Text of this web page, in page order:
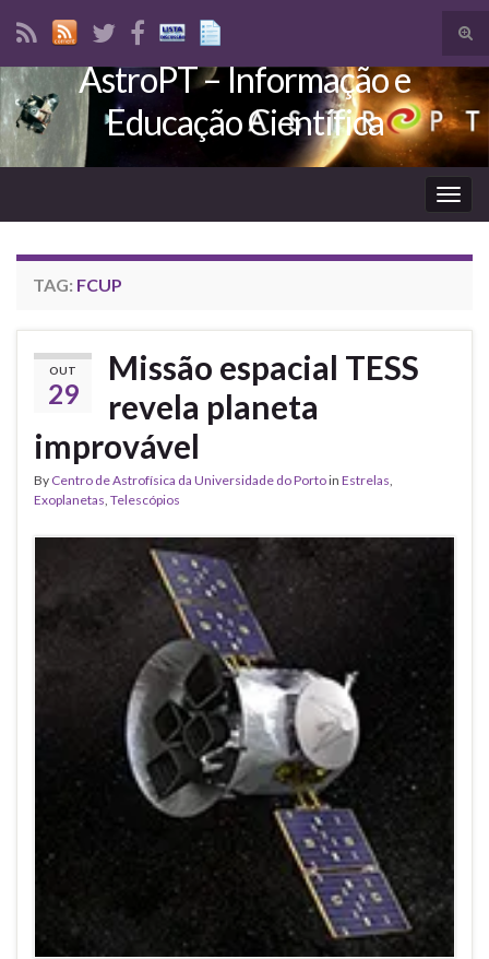
Search for:
AstroPT – Informação e
Educação Científica
TAG: FCUP
OUT
29
Missão espacial TESS
revela planeta
improvável
By Centro de Astrofísica da Universidade do Portoin Estrelas,
Exoplanetas, Telescópios